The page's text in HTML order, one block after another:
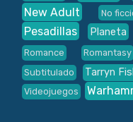
New Adult No
Pesadillas
Planeta
Romance Romantasy
Subtitulado
Tarryn
Videojuegos